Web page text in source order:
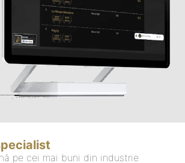
pe cei mai buni din industrie